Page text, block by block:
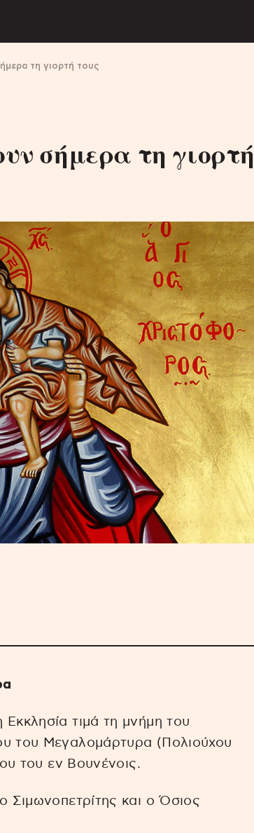
τη γιορτή τους
σήμερα τη γιορτή
τιμά τη μνήμη του
του Μεγαλομάρτυρα (Πολιούχου
του εν Βουνένοις.
Σιμωνοπετρίτης και ο Όσιος